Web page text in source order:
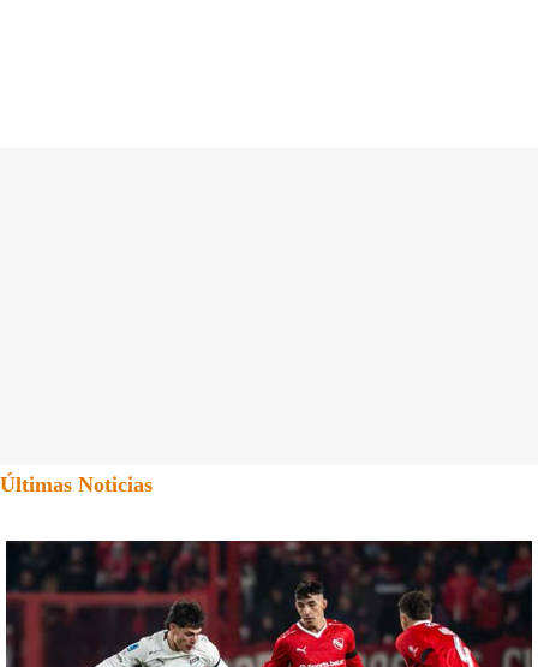
Últimas Noticias